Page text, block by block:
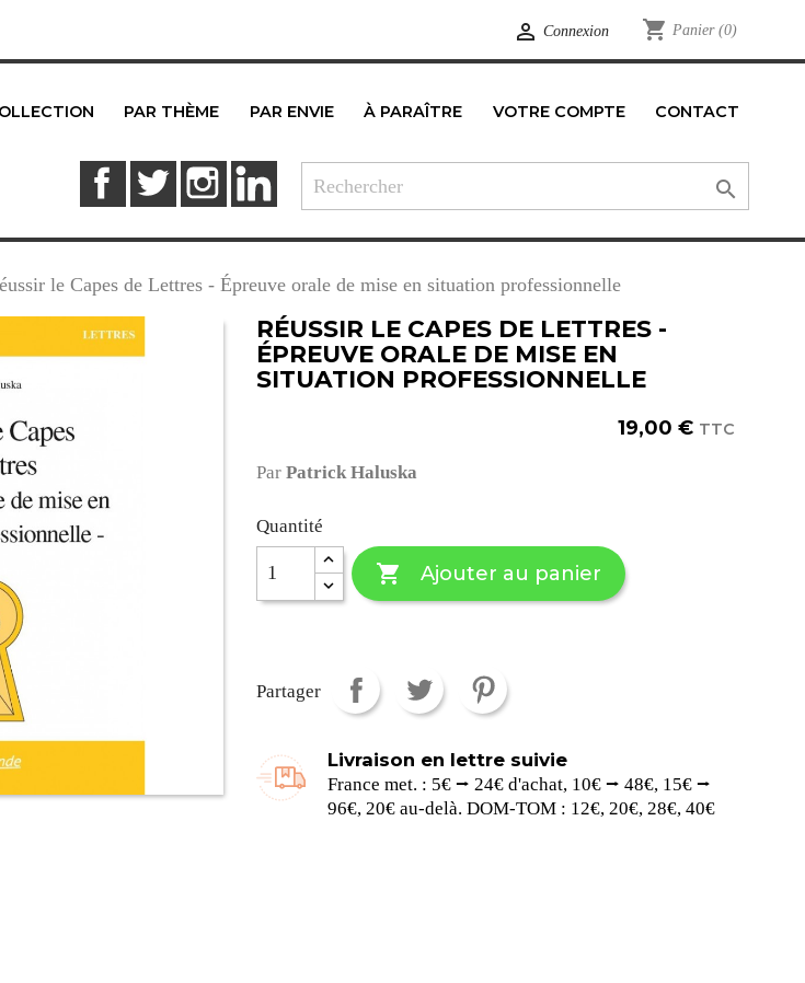
 Connexion shopping_cart Panier (0)
PAR THÈME PAR ENVIE À PARAÎTRE VOTRE COMPTE CONTACT
FacebookTwitter Instagram

le Capes de Lettres - Épreuve orale de mise en situation professionnelle
RÉUSSIR LE CAPES DE LETTRES -
ÉPREUVE ORALE DE MISE EN
SITUATION PROFESSIONNELLE
19,00 € TTC
Par Patrick Haluska
Quantité
 Ajouter au panier
Partager
Livraison en lettre suivie
France met. : 5€ ⭢ 24€ d'achat, 10€ ⭢ 48€, 15€ ⭢
96€, 20€ au-delà. DOM-TOM : 12€, 20€, 28€, 40€